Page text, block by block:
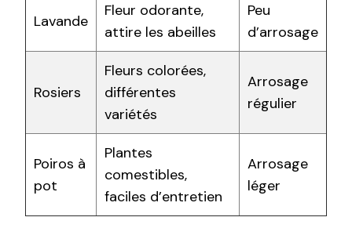
Lavande
Fleur odorante,
attire les abeilles
Peu
d’arrosage
Rosiers
Fleurs colorées,
différentes
variétés
Arrosage
régulier
Poiros à
pot
Plantes
comestibles,
faciles d’entretien
Arrosage
léger